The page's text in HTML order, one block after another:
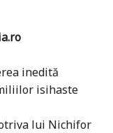
inedită
isihaste
lui Nichifor